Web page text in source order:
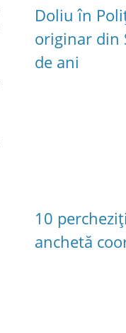
Doliu în
originar din
de ani
10
anchetă